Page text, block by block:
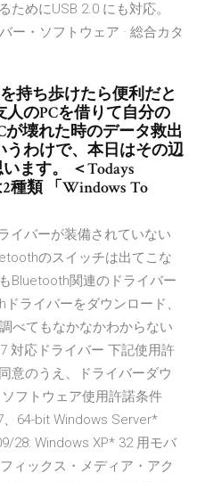
ためにUSB 2.0 にも対応。
ー・ソフトウェア · 総合カタ
持ち歩けたら便利だと
のPCを借りて自分の
壊れた時のデータ救出
わけで、本日はその辺
ます。 ＜Todays
種類 「Windows To
イバーが装備されていない
のスイッチは出てこな
Bluetooth関連のドライバー
ライバーをダウンロード、
べてもなかなかわからない
対応ドライバー 下記使用許
意のうえ、ドライバーダウ
フトウェア使用許諾条件
64-bit Windows Server*
28: Windows XP* 32 用モバ
ィックス・メディア・アク